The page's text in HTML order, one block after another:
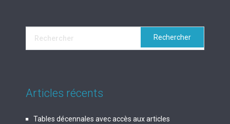
Articles récents
Tables décennales avec accès aux articles